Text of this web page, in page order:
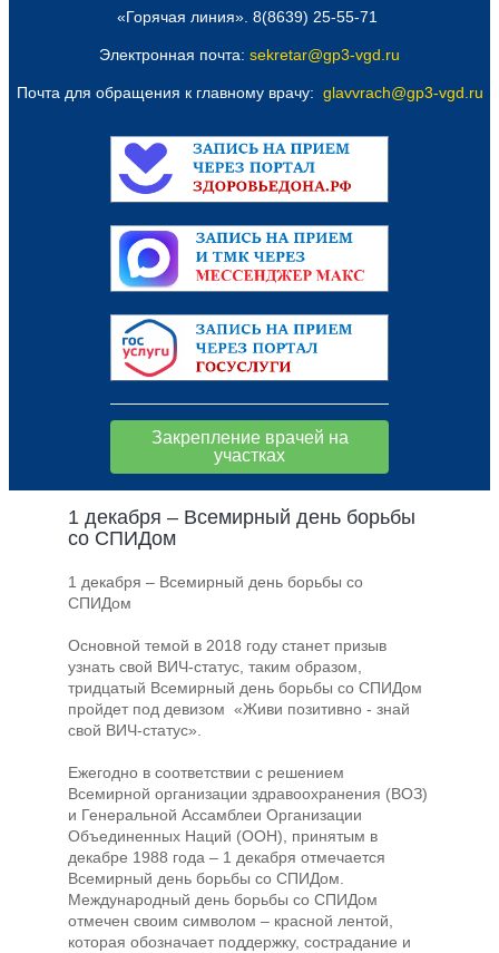
«Горячая линия». 8(8639) 25-55-71
Электронная почта: sekretar@gp3-vgd.ru
Почта для обращения к главному врачу: glavvrach@gp3-vgd.ru
Закрепление врачей на
участках
1 декабря – Всемирный день борьбы
со СПИДом
1 декабря – Всемирный день борьбы со
СПИДом
Основной темой в 2018 году станет призыв
узнать свой ВИЧ-статус, таким образом,
тридцатый Всемирный день борьбы со СПИДом
пройдет под девизом «Живи позитивно - знай
свой ВИЧ-статус».
Ежегодно в соответствии с решением
Всемирной организации здравоохранения (ВОЗ)
и Генеральной Ассамблеи Организации
Объединенных Наций (ООН), принятым в
декабре 1988 года – 1 декабря отмечается
Всемирный день борьбы со СПИДом.
Международный день борьбы со СПИДом
отмечен своим символом – красной лентой,
которая обозначает поддержку, сострадание и